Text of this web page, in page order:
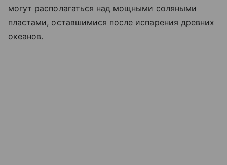
могут располагаться над мощными соляными
пластами, оставшимися после испарения древних
океанов.